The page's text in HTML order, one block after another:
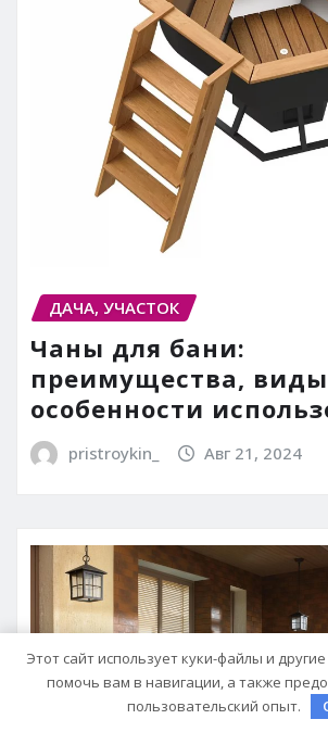
ДАЧА, УЧАСТОК
Чаны для бани:
преимущества,
особенности
pristroykin_ Авг 21, 2024
Этот сайт использует куки-файлы и
помочь вам в навигации, а также
пользовательский опыт.